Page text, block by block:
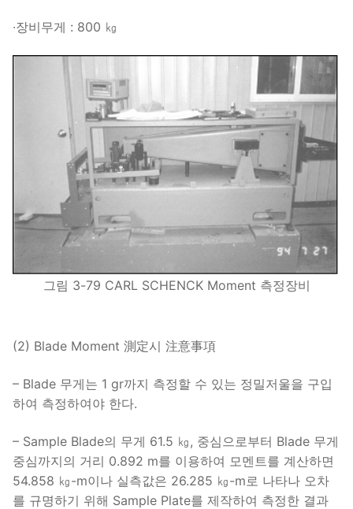
∙장비무게 : 800 ㎏
그림 3-79 CARL SCHENCK Moment 측정장비
(2) Blade Moment 測定시 注意事項
– Blade 무게는 1 gr까지 측정할 수 있는 정밀저울을 구입
하여 측정하여야 한다.
– Sample Blade의 무게 61.5 ㎏, 중심으로부터 Blade 무게
중심까지의 거리 0.892 m를 이용하여 모멘트를 계산하면
54.858 ㎏-m이나 실측값은 26.285 ㎏-m로 나타나 오차
를 규명하기 위해 Sample Plate를 제작하여 측정한 결과